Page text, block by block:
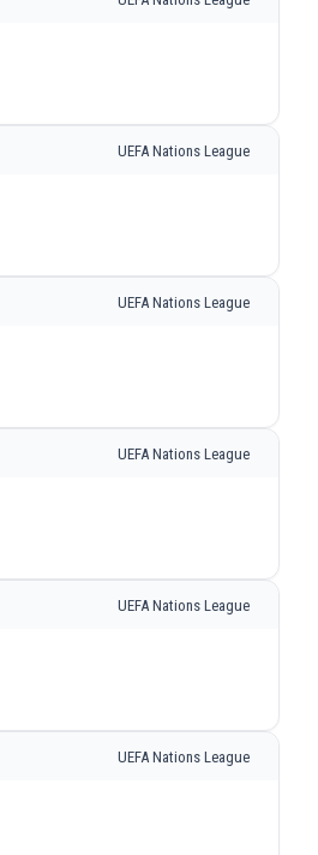
UEFA Nations League
UEFA Nations League
UEFA Nations League
UEFA Nations League
UEFA Nations League